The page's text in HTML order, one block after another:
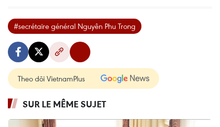
#secrétaire général Nguyên Phu Trong
Theo dõi VietnamPlus
SUR LE MÊME SUJET